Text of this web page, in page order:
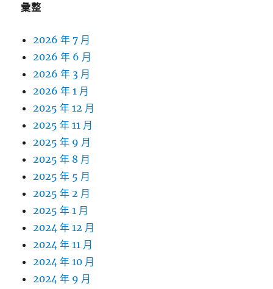
彙整
2026 年 7 月
2026 年 6 月
2026 年 3 月
2026 年 1 月
2025 年 12 月
2025 年 11 月
2025 年 9 月
2025 年 8 月
2025 年 5 月
2025 年 2 月
2025 年 1 月
2024 年 12 月
2024 年 11 月
2024 年 10 月
2024 年 9 月